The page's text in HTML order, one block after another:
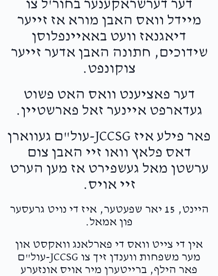
דער דערשראקענער בחור'ל צו
מיידל וואס האבן מורא אז זייער
דיאגנאז וועט באאיינפלוסן
שידוכים, חתונה האבן אדער זייער
צוקונפט.
דער פאציענט וואס האט פשוט
געדארפט איינער זאל פארשטיין.
פאר פילע איז JCCSG-עול"ם געווארן
דאס פלאץ וואו זיי האבן צום
ערשטן מאל געשפירט אז מען הערט
זיי אויס.
היינט, 15 יאר שפעטער, איז די נויט גרעסער
פון אמאל.
אין די צייט וואס די פארלאנג וואקסט און
מער משפחות ווענדן זיך צו JCCSG-עול"ם
פאר הילף, ברייטערן מיר אויס אונזערע